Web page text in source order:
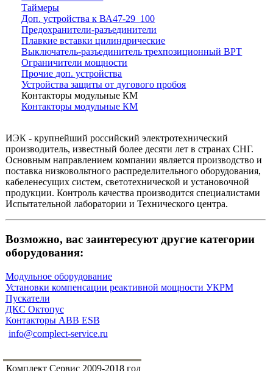
Таймеры
Доп. устройства к ВА47-29_100
Предохранители-разъединители
Плавкие вставки цилиндрические
Выключатель-разъединитель трехпозиционный ВРТ
Ограничители мощности
Прочие доп. устройства
Устройства защиты от дугового пробоя
Контакторы модульные КМ
Контакторы модульные КМ
ИЭК - крупнейший российский электротехнический
производитель, известный более десяти лет в странах СНГ.
Основным направлением компании является производство и
поставка низковольтного распределительного оборудования,
кабеленесущих систем, светотехнической и установочной
продукции. Контроль качества производится специалистами
Испытательной лаборатории и Технического центра.
Возможно, вас заинтересуют другие категории
оборудования:
Модульное оборудование
Установки компенсации реактивной мощности УКРМ
Пускатели
ДКС Октопус
Контакторы ABB ESB
info@complect-service.ru
Комплект Сервис 2009-2018 год